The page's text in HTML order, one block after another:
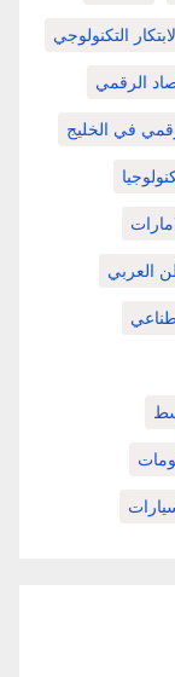
التكنولوجي
الرقمي
في الخليج
العربي